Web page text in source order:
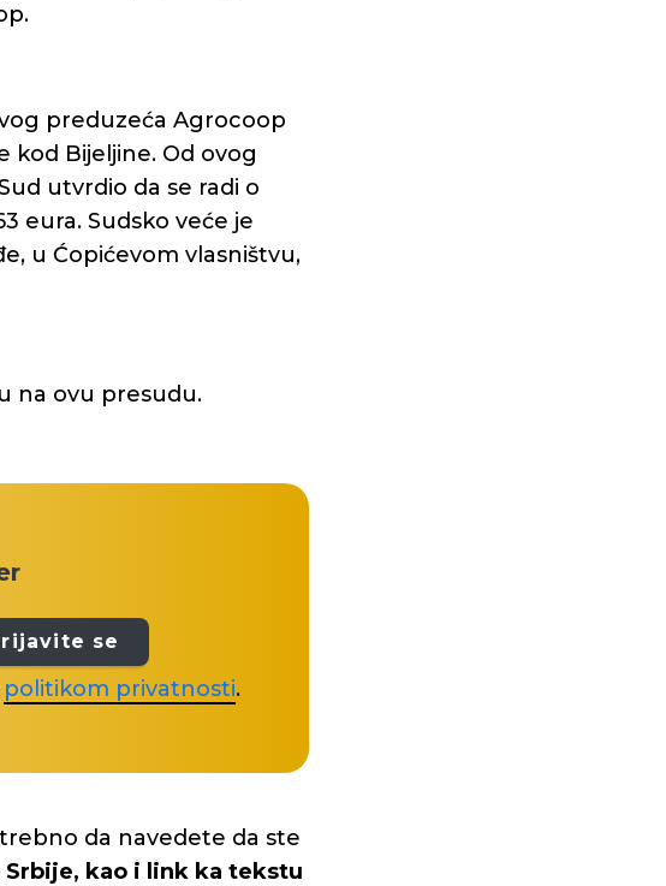
preduzeća Agrocoop
kod Bijeljine. Od ovog
utvrdio da se radi o
eura. Sudsko veće je
u Ćopićevom vlasništvu,
na ovu presudu.
se
politikom privatnosti.
da navedete da ste
kao i link ka tekstu